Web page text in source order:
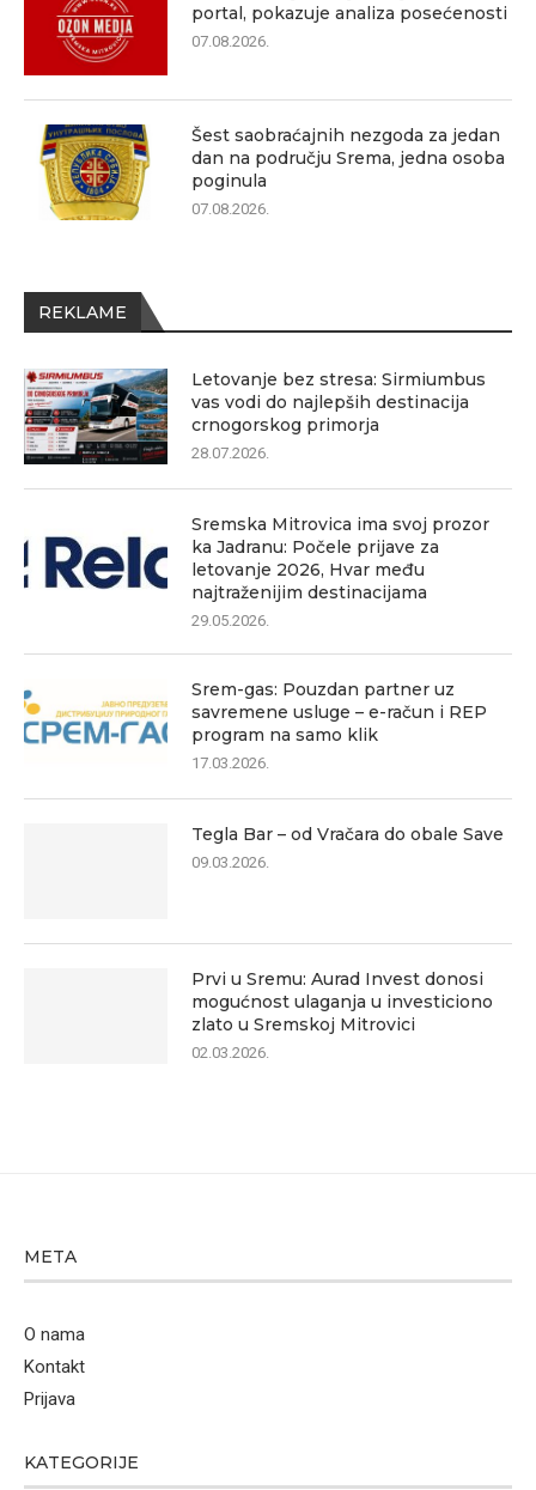
portal, pokazuje analiza posećenosti
07.08.2026.
Šest saobraćajnih nezgoda za jedan
dan na području Srema, jedna osoba
poginula
07.08.2026.
REKLAME
Letovanje bez stresa: Sirmiumbus
vas vodi do najlepših destinacija
crnogorskog primorja
28.07.2026.
Sremska Mitrovica ima svoj prozor
ka Jadranu: Počele prijave za
letovanje 2026, Hvar među
najtraženijim destinacijama
29.05.2026.
Srem-gas: Pouzdan partner uz
savremene usluge – e-račun i REP
program na samo klik
17.03.2026.
Tegla Bar – od Vračara do obale Save
09.03.2026.
Prvi u Sremu: Aurad Invest donosi
mogućnost ulaganja u investiciono
zlato u Sremskoj Mitrovici
02.03.2026.
META
O nama
Kontakt
Prijava
KATEGORIJE